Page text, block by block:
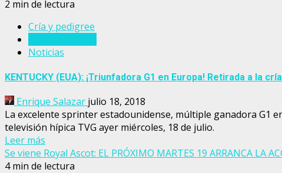
2 min de lectura
Cría y pedigree
Noticias
KENTUCKY (EUA): ¡Triunfadora G1 en Europa! Retirada a la
Enrique Salazar julio 18, 2018
La excelente sprinter estadounidense, múltiple ganadora G1
televisión hípica TVG ayer miércoles, 18 de julio.
Leer más
Se viene Royal Ascot: EL PRÓXIMO MARTES 19 ARRANCA LA
4 min de lectura